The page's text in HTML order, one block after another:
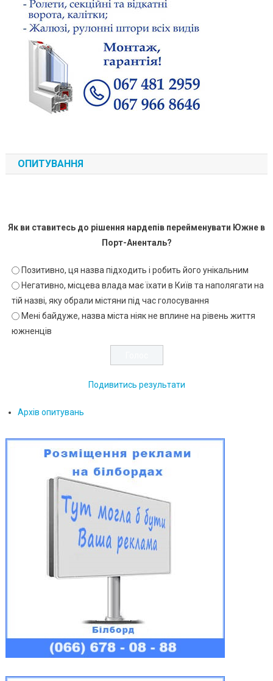
ОПИТУВАННЯ
Як ви ставитесь до рішення нардепів перейменувати Южне в
Порт-Аненталь?
Позитивно, ця назва підходить і робить його унікальним
Негативно, місцева влада має їхати в Київ та наполягати на
тій назві, яку обрали містяни під час голосування
Мені байдуже, назва міста ніяк не вплине на рівень життя
южненців
Подивитись результати
Архів опитувань